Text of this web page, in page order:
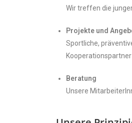
Wir treffen die
Projekte und
Sportliche,
Beratung
Unsere